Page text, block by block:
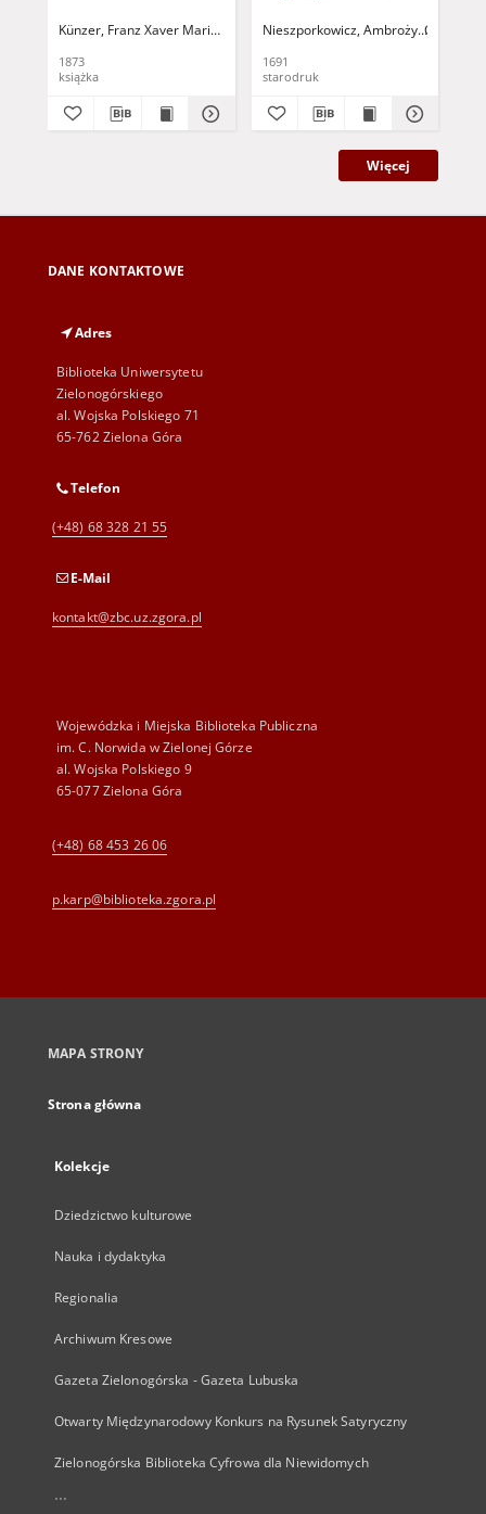
Künzer, Franz Xaver Maria A. (1819-1881)
1873
książka
Nieszporkowicz, Ambroży Cezary,
1691
starodruk
Więcej
DANE KONTAKTOWE
Adres
Biblioteka Uniwersytetu
Zielonogórskiego
al. Wojska Polskiego 71
65-762 Zielona Góra
Telefon
(+48) 68 328 21 55
E-Mail
kontakt@zbc.uz.zgora.pl
Wojewódzka i Miejska Biblioteka Publiczna
im. C. Norwida w Zielonej Górze
al. Wojska Polskiego 9
65-077 Zielona Góra
(+48) 68 453 26 06
p.karp@biblioteka.zgora.pl
MAPA STRONY
Strona główna
Kolekcje
Dziedzictwo kulturowe
Nauka i dydaktyka
Regionalia
Archiwum Kresowe
Gazeta Zielonogórska - Gazeta Lubuska
Otwarty Międzynarodowy Konkurs na Rysunek Satyryczny
Zielonogórska Biblioteka Cyfrowa dla Niewidomych
...